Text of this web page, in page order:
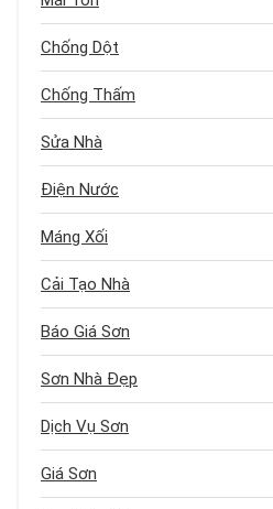
Chống Dột
Chống Thấm
Sửa Nhà
Điện Nước
Máng Xối
Cải Tạo Nhà
Báo Giá Sơn
Sơn Nhà Đẹp
Dịch Vụ Sơn
Giá Sơn